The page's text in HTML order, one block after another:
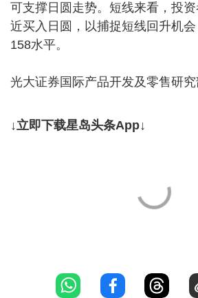
可支撑日圆走势。短线来看，投
近买入日圆，以捕捉短线回升机
158水平。
光大证券国际产品开发及零售研究
↓立即下载星岛头条App↓